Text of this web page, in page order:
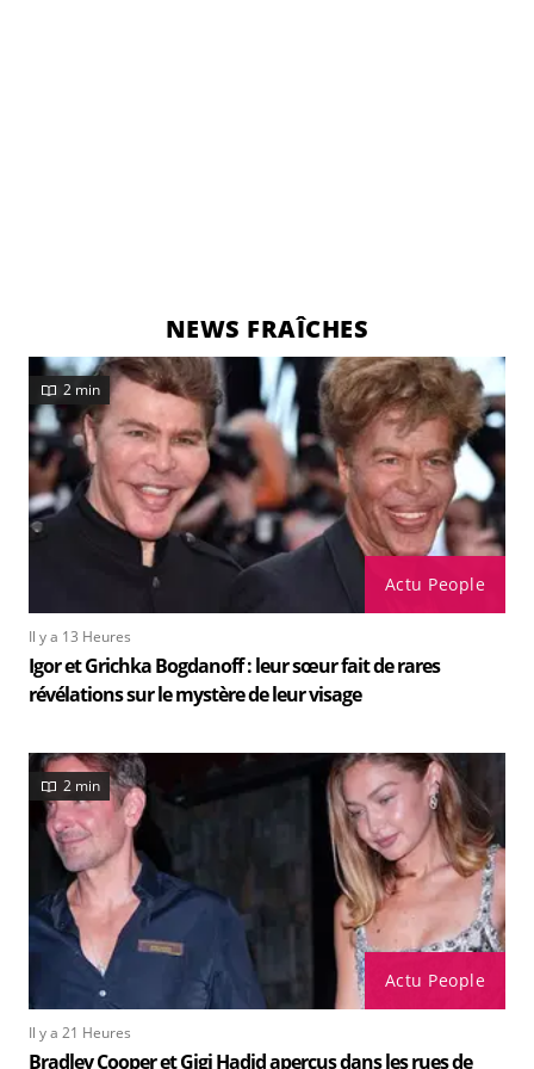
NEWS FRAÎCHES
Actu People
2 min
Il y a 13 Heures
Igor et Grichka Bogdanoff : leur sœur fait de rares
révélations sur le mystère de leur visage
Actu People
2 min
Il y a 21 Heures
Bradley Cooper et Gigi Hadid aperçus dans les rues de